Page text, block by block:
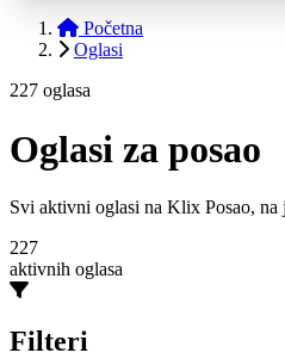
Početna
Oglasi
227 oglasa
Oglasi za posao
Svi aktivni oglasi na Klix Posao, na
227
aktivnih oglasa
Filteri